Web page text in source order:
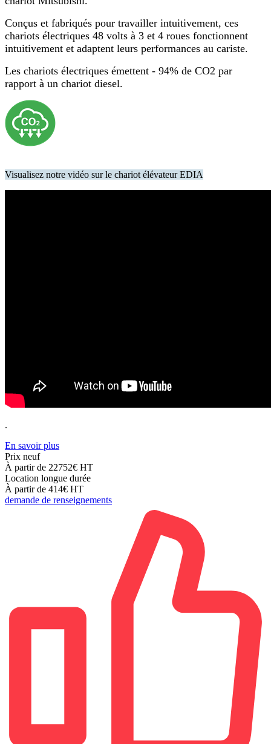
Conçus et fabriqués pour travailler intuitivement, ces
chariots électriques 48 volts à 3 et 4 roues fonctionnent
intuitivement et adaptent leurs performances au cariste.
Les chariots électriques émettent - 94% de CO2 par
rapport à un chariot diesel.
Visualisez notre vidéo sur le chariot élévateur EDIA
.
En savoir plus
Prix neuf
À partir de 22752€ HT
Location longue durée
À partir de 414€ HT
demande de renseignements